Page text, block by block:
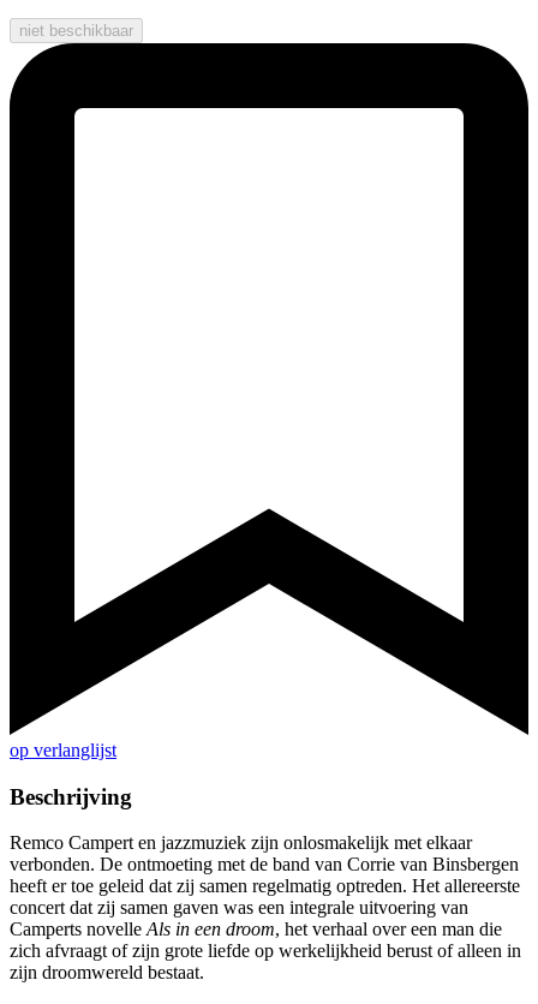
niet beschikbaar
op verlanglijst
Beschrijving
Remco Campert en jazzmuziek zijn onlosmakelijk met elkaar
verbonden. De ontmoeting met de band van Corrie van Binsbergen
heeft er toe geleid dat zij samen regelmatig optreden. Het allereerste
concert dat zij samen gaven was een integrale uitvoering van
Camperts novelleAls in een droom, het verhaal over een man die
zich afvraagt of zijn grote liefde op werkelijkheid berust of alleen in
zijn droomwereld bestaat.